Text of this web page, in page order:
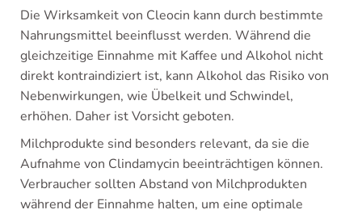
Die Wirksamkeit von Cleocin kann durch bestimmte
Nahrungsmittel beeinflusst werden. Während die
gleichzeitige Einnahme mit Kaffee und Alkohol nicht
direkt kontraindiziert ist, kann Alkohol das Risiko von
Nebenwirkungen, wie Übelkeit und Schwindel,
erhöhen. Daher ist Vorsicht geboten.
Milchprodukte sind besonders relevant, da sie die
Aufnahme von Clindamycin beeinträchtigen können.
Verbraucher sollten Abstand von Milchprodukten
während der Einnahme halten, um eine optimale